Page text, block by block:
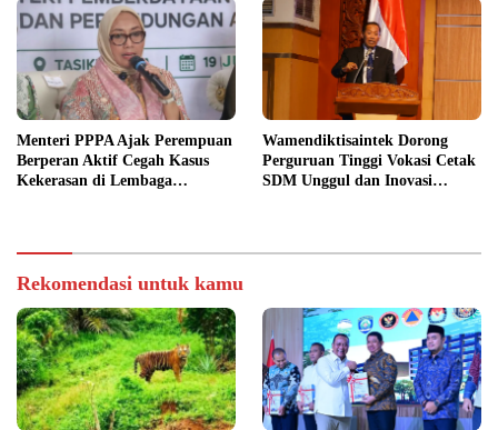
Menteri PPPA Ajak Perempuan
Berperan Aktif Cegah Kasus
Kekerasan di Lembaga
Wamendiktisaintek Dorong
Perguruan Tinggi Vokasi Cetak
SDM Unggul dan Inovasi
Rekomendasi untuk kamu